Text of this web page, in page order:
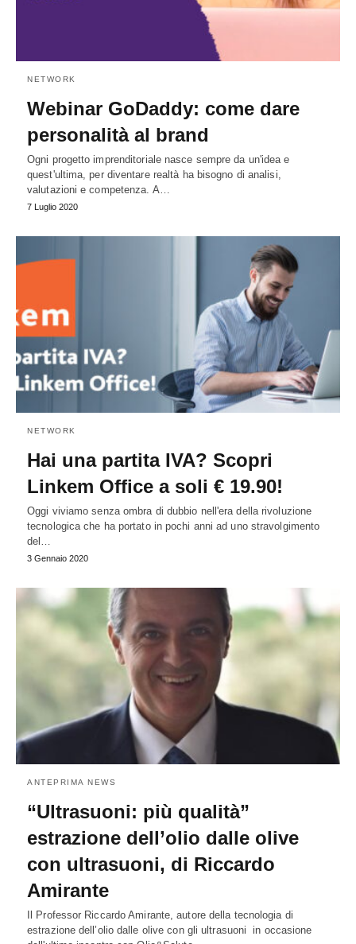
NETWORK
Webinar GoDaddy: come dare
personalità al brand
Ogni progetto imprenditoriale nasce sempre da un'idea e
quest'ultima, per diventare realtà ha bisogno di analisi,
valutazioni e competenza. A…
7 Luglio 2020
NETWORK
Hai una partita IVA? Scopri
Linkem Office a soli € 19.90!
Oggi viviamo senza ombra di dubbio nell'era della rivoluzione
tecnologica che ha portato in pochi anni ad uno stravolgimento
del…
3 Gennaio 2020
ANTEPRIMA NEWS
“Ultrasuoni: più qualità”
estrazione dell’olio dalle olive
con ultrasuoni, di Riccardo
Amirante
Il Professor Riccardo Amirante, autore della tecnologia di
estrazione dell’olio dalle olive con gli ultrasuoni in occasione